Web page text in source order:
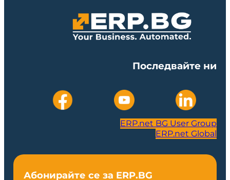
Последвайте ни
ERP.net BG User Group
ERP.net Global
Абонирайте се за ERP.BG